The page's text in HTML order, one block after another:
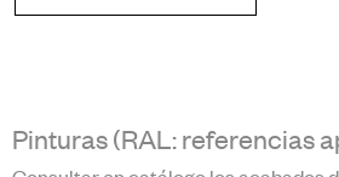
Pinturas (RAL: referencias